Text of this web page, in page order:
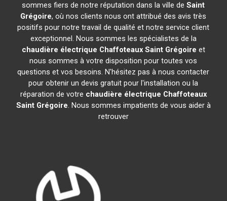
sommes fiers de notre réputation dans la ville deSaint
Grégoire, où nos clients nous ont attribué des avis très
positifs pour notre travail de qualité et notre service client
exceptionnel. Nous sommes les spécialistes de la
chaudière électrique Chaffoteaux Saint Grégoire et
nous sommes à votre disposition pour toutes vos
questions et vos besoins. N'hésitez pas à nous contacter
pour obtenir un devis gratuit pour l'installation ou la
réparation de votre chaudière électrique Chaffoteaux
Saint Grégoire. Nous sommes impatients de vous aider à
retrouver